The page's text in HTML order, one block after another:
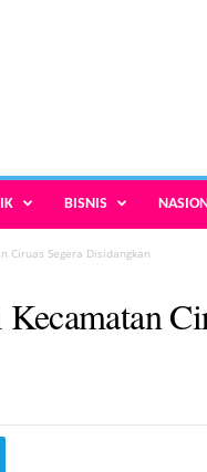
BISNIS
Ciruas Segera Disidangkan